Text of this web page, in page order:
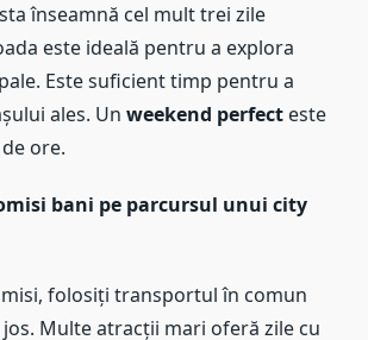
înseamnă cel mult trei zile
este ideală pentru a explora
Este suficient timp pentru a
ales. Un weekend perfect este
ore.
bani pe parcursul unui city
folosiți transportul în comun
Multe atracții mari oferă zile cu